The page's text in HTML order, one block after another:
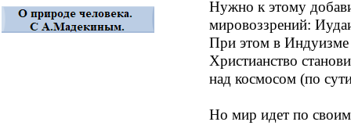
Нужно к этому
мировоззрений:
При этом в Индуизме
Христианство
над космосом (по
Но мир идет по